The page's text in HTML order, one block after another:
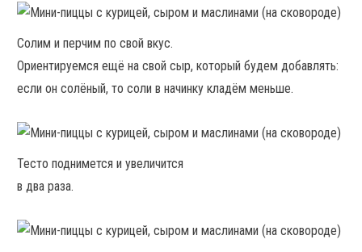
Солим и перчим по свой вкус.
Ориентируемся ещё на свой сыр, который будем добавлять:
если он солёный, то соли в начинку кладём меньше.
Тесто поднимется и увеличится
в два раза.